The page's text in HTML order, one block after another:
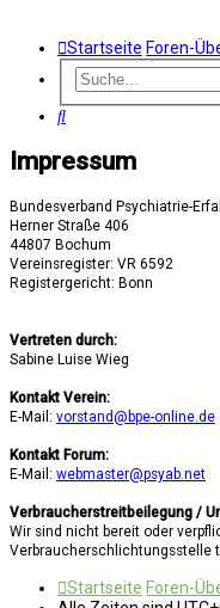
Startseite Foren-
Suche
Impressum
Bundesverband Psychiatrie-
Herner Straße 406
44807 Bochum
Vereinsregister: VR 6592
Registergericht: Bonn
Vertreten durch:
Sabine Luise Wieg
Kontakt Verein:
E-Mail: vorstand@bpe-online.de
Kontakt Forum:
E-Mail: webmaster@psyab.net
Verbraucherstreitbeilegung /
Wir sind nicht bereit oder
Verbraucherschlichtungsstelle
Startseite Foren-